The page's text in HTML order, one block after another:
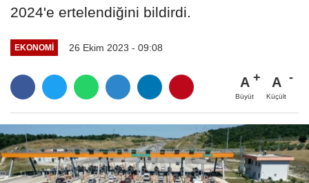
2024'e ertelendiğini bildirdi.
EKONOMI 26 Ekim 2023 - 09:08
A
Büyüt
A
Küçült